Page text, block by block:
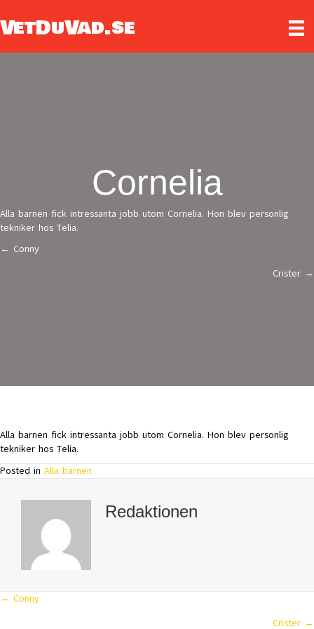
VetDuVad.se
Cornelia
Alla barnen fick intressanta jobb utom Cornelia. Hon blev personlig
tekniker hos Telia.
Posts
← Conny
Crister →
Alla barnen fick intressanta jobb utom Cornelia. Hon blev personlig
tekniker hos Telia.
Posted in Alla barnen
Redaktionen
Posts
← Conny
Crister →